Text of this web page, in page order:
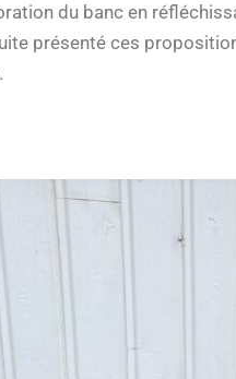
du banc en
présenté ces